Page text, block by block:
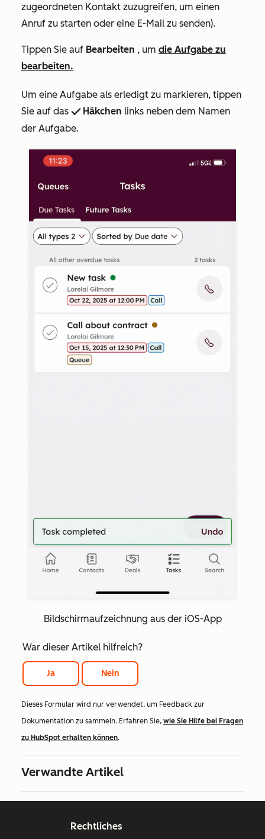
zugeordneten Kontakt zuzugreifen, um einen
Anruf zu starten oder eine E-Mail zu senden).
Tippen Sie auf Bearbeiten , um die Aufgabe zu
bearbeiten.
Um eine Aufgabe als erledigt zu markieren, tippen
Sie auf das success Häkchen links neben dem Namen
der Aufgabe.
Bildschirmaufzeichnung aus der iOS-App
War dieser Artikel hilfreich?
Ja Nein
Dieses Formular wird nur verwendet, um Feedback zur
Dokumentation zu sammeln. Erfahren Sie, wie Sie Hilfe bei Fragen
zu HubSpot erhalten können.
Verwandte Artikel
Rechtliches